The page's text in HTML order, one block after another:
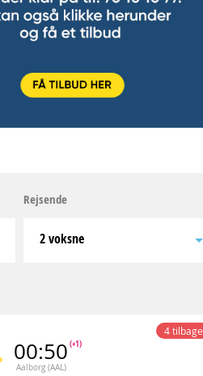
Rejsende
2 voksne
00:50
Aalborg (AAL)
(+1)
4 tilbage